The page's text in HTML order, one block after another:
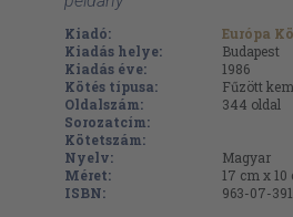
Kiadó:
Európa
Kiadás helye:
Budapest
Kiadás éve:
1986
Kötés típusa:
Fűzött
Oldalszám:
344 oldal
Sorozatcím:
Kötetszám:
Nyelv:
Magyar
Méret:
17 cm x 10
ISBN:
963-07-